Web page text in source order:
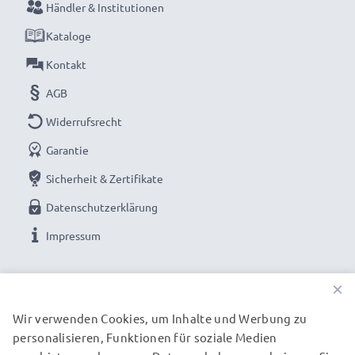
Händler & Institutionen
Kataloge
Kontakt
AGB
Widerrufsrecht
Garantie
Sicherheit & Zertifikate
Datenschutzerklärung
Impressum
UNSERE VERSANDPARTNER
×
Wir verwenden Cookies, um Inhalte und Werbung zu
personalisieren, Funktionen für soziale Medien